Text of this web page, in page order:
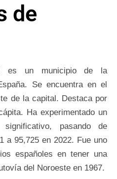
de
es un municipio de la
Se encuentra en el
de la capital. Destaca por
Ha experimentado un
significativo, pasando de
a 95,725 en 2022. Fue uno
españoles en tener una
del Noroeste en 1967.